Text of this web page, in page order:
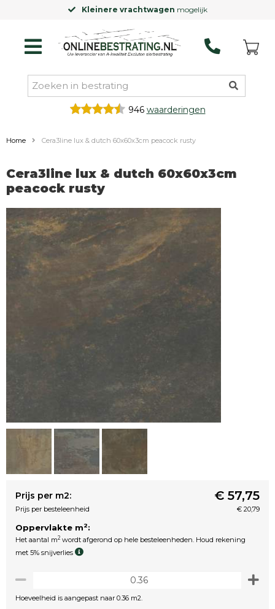
Kleinere vrachtwagen mogelijk
946 waarderingen
Home Cera3line lux & dutch 60x60x3cm peacock rusty
Cera3line lux & dutch 60x60x3cm
peacock rusty
Prijs per m2: € 57,75
Prijs per besteleenheid € 20,79
Oppervlakte m2:
Het aantal m2 wordt afgerond op hele besteleenheden. Houd rekening
met 5% snijverlies
Hoeveelheid is aangepast naar 0.36 m2.